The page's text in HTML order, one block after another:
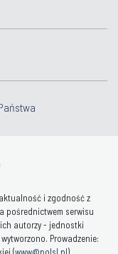
i zgodność z
pośrednictwem serwisu
autorzy - jednostki
Prowadzenie: